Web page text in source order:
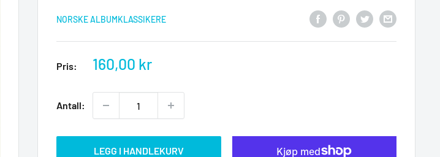
NORSKE ALBUMKLASSIKERE
Pris: Salgspris
160,00 kr
Antall:
LEGG I HANDLEKURV